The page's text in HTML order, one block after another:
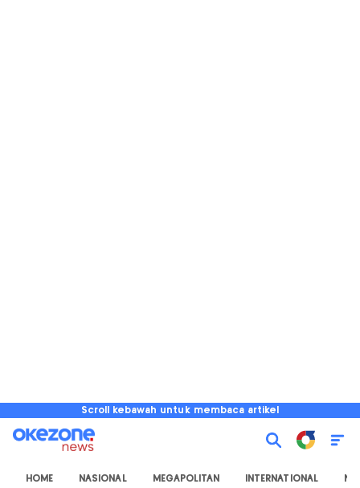
Scroll kebawah untuk membaca artikel
HOME NASIONAL MEGAPOLITAN INTERNATIONAL